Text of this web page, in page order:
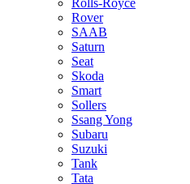
Rolls-Royce
Rover
SAAB
Saturn
Seat
Skoda
Smart
Sollers
Ssang Yong
Subaru
Suzuki
Tank
Tata